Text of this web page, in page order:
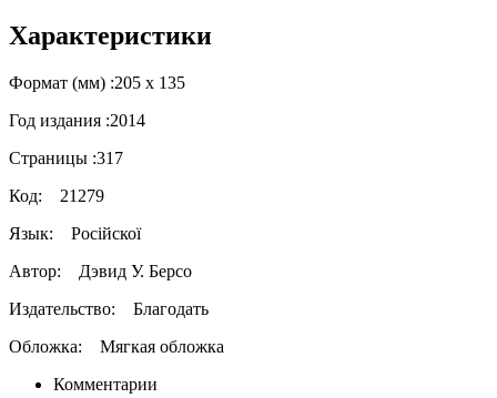
Характеристики
Формат (мм) :205 х 135
Год издания :2014
Страницы :317
Код: 21279
Язык: Російскої
Автор:
Дэвид У. Берсо
Издательство:
Благодать
Обложка: Мягкая обложка
Комментарии